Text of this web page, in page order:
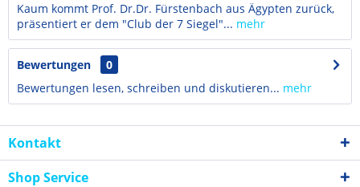
Kaum kommt Prof. Dr.Dr. Fürstenbach aus Ägypten zurück,
präsentiert er dem "Club der 7 Siegel"... mehr
Bewertungen
0
Bewertungen lesen, schreiben und diskutieren... mehr
Kontakt
Shop Service